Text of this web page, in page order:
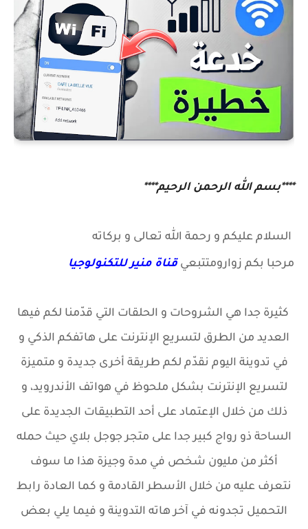
****بسم الله الرحمن الرحيم****
السلام عليكم و رحمة الله تعالى و بركاته
مرحبا بكم زوار ومتتبعي قناة منير للتكنولوجيا
كثيرة جدا هي الشروحات و الحلقات التي قدّمنا لكم فيها
العديد من الطرق لتسريع الإنترنت على هاتفكم الذكي و
في تدوينة اليوم نقدّم لكم طريقة أخرى جديدة و متميزة
لتسريع الإنترنت بشكل ملحوظ في هواتف الأندرويد، و
ذلك من خلال الإعتماد على أحد التطبيقات الجديدة على
الساحة ذو رواج كبير جدا على متجر جوجل بلاي حيث حمله
أكثر من مليون شخص في مدة وجيزة هذا ما سوف
نتعرف عليه من خلال الأسطر القادمة و كما العادة رابط
التحميل تجدونه في آخر هاته التدوينة و فيما يلي بعض